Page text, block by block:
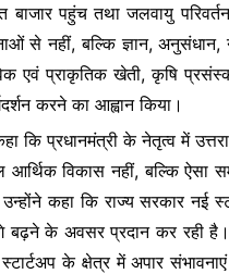
बाजार पहुंच तथा जलवायु
से नहीं, बल्कि ज्ञान,
एवं प्राकृतिक खेती, कृषि
करने का आह्वान किया।
कि प्रधानमंत्री के नेतृत्व में
आर्थिक विकास नहीं, बल्कि ऐसा
कहा कि राज्य सरकार नई
के अवसर प्रदान कर रही
के क्षेत्र में अपार